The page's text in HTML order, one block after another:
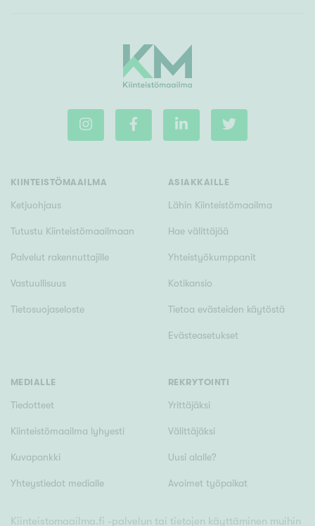
Senioriasunto
KIINTEISTÖMAAILMA
Ketjuohjaus
Tutustu Kiinteistömaailmaan
Palvelut rakennuttajille
Vastuullisuus
Tietosuojaseloste
ASIAKKAILLE
Lähin Kiinteistömaailma
Hae välittäjää
Yhteistyökumppanit
Kotikansio
Tietoa evästeiden käytöstä
Evästeasetukset
MEDIALLE
Tiedotteet
Kiinteistömaailma lyhyesti
Kuvapankki
Yhteystiedot medialle
REKRYTOINTI
Yrittäjäksi
Välittäjäksi
Uusi alalle?
Avoimet työpaikat
Kiinteistomaailma.fi -palvelun tai tietojen käyttäminen muihin